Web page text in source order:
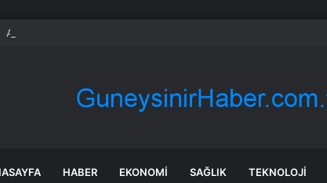
Apple, OpenAI’ı durdurmak istiyor: Dava yeni bir aşamaya geçti
HABER EKONOMI SAĞLIK TEKNOLOJI